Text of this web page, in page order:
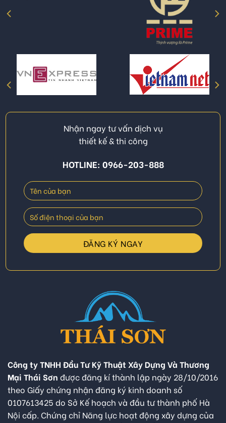
Nhận ngay tư vấn dịch vụ
thiết kế & thi công
HOTLINE: 0966-203-888
Công ty TNHH Đầu Tư Kỹ Thuật Xây Dựng Và Thương
Mại Thái Sơn được đăng kí thành lập ngày 28/10/2016
theo Giấy chứng nhận đăng ký kinh doanh số
0107613425 do Sở Kế hoạch và đầu tư thành phố Hà
Nội cấp. Chứng chỉ Năng lực hoạt động xây dựng của